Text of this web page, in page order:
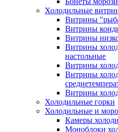
Холодильные
Витрины
Витрины
Витрины
Витрины
настольные
Витрины
Витрины
Витрины
Холодильные горки
Холодильные и
Камеры
Моноблоки